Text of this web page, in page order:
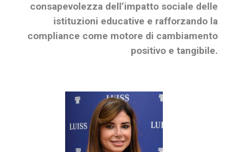
consapevolezza dell’impatto sociale delle
istituzioni educative e rafforzando la
compliance come motore di cambiamento
positivo e tangibile.